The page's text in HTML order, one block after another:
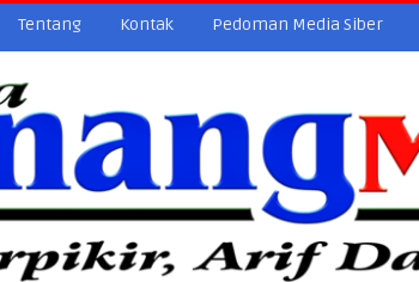
Tentang Kontak Pedoman Media Siber